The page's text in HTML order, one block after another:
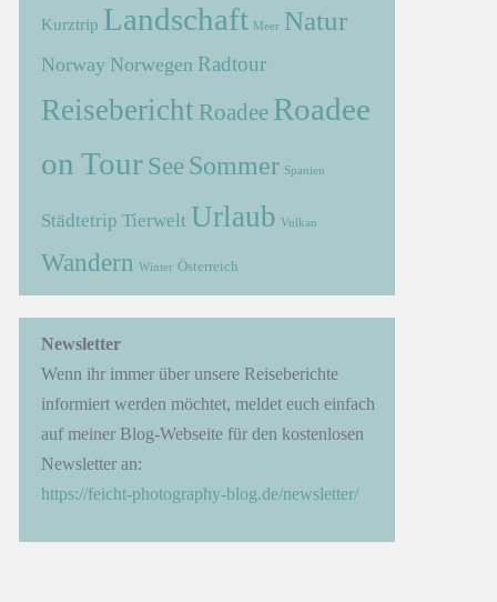
Kurztrip Landschaft Meer Natur
Norway Norwegen Radtour
Reisebericht Roadee Roadee
on Tour See Sommer Spanien
Städtetrip Tierwelt Urlaub Vulkan
Wandern Winter Österreich
Newsletter
Wenn ihr immer über unsere Reiseberichte
informiert werden möchtet, meldet euch einfach
auf meiner Blog-Webseite für den kostenlosen
Newsletter an:
https://feicht-photography-blog.de/newsletter/